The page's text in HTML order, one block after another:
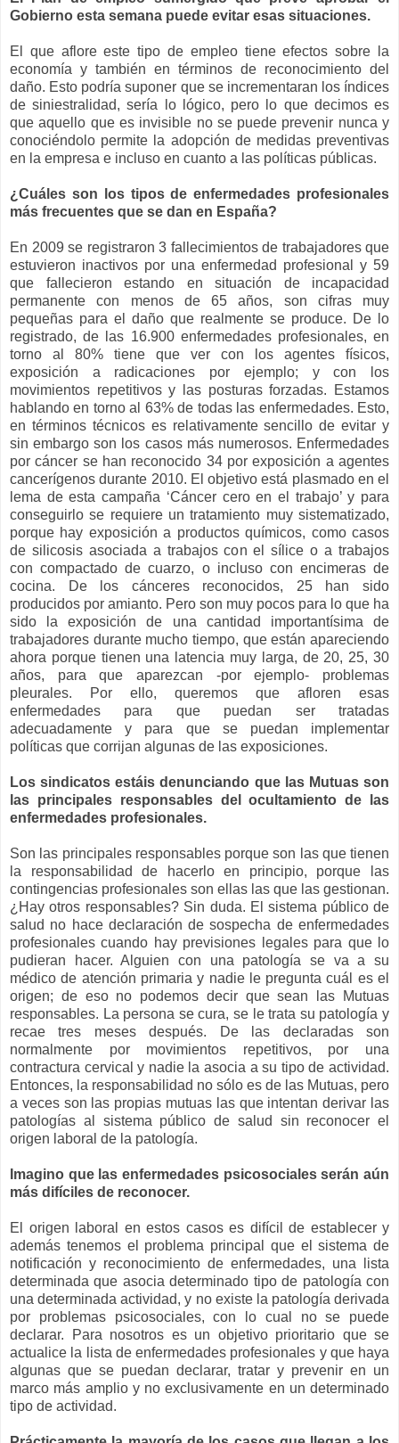
Gobierno esta semana puede evitar esas situaciones.
El que aflore este tipo de empleo tiene efectos sobre la
economía y también en términos de reconocimiento del
daño. Esto podría suponer que se incrementaran los índices
de siniestralidad, sería lo lógico, pero lo que decimos es
que aquello que es invisible no se puede prevenir nunca y
conociéndolo permite la adopción de medidas preventivas
en la empresa e incluso en cuanto a las políticas públicas.
¿Cuáles son los tipos de enfermedades profesionales
más frecuentes que se dan en España?
En 2009 se registraron 3 fallecimientos de trabajadores que
estuvieron inactivos por una enfermedad profesional y 59
que fallecieron estando en situación de incapacidad
permanente con menos de 65 años, son cifras muy
pequeñas para el daño que realmente se produce. De lo
registrado, de las 16.900 enfermedades profesionales, en
torno al 80% tiene que ver con los agentes físicos,
exposición a radicaciones por ejemplo; y con los
movimientos repetitivos y las posturas forzadas. Estamos
hablando en torno al 63% de todas las enfermedades. Esto,
en términos técnicos es relativamente sencillo de evitar y
sin embargo son los casos más numerosos. Enfermedades
por cáncer se han reconocido 34 por exposición a agentes
cancerígenos durante 2010. El objetivo está plasmado en el
lema de esta campaña ‘Cáncer cero en el trabajo’ y para
conseguirlo se requiere un tratamiento muy sistematizado,
porque hay exposición a productos químicos, como casos
de silicosis asociada a trabajos con el sílice o a trabajos
con compactado de cuarzo, o incluso con encimeras de
cocina. De los cánceres reconocidos, 25 han sido
producidos por amianto. Pero son muy pocos para lo que ha
sido la exposición de una cantidad importantísima de
trabajadores durante mucho tiempo, que están apareciendo
ahora porque tienen una latencia muy larga, de 20, 25, 30
años, para que aparezcan -por ejemplo- problemas
pleurales. Por ello, queremos que afloren esas
enfermedades para que puedan ser tratadas
adecuadamente y para que se puedan implementar
políticas que corrijan algunas de las exposiciones.
Los sindicatos estáis denunciando que las Mutuas son
las principales responsables del ocultamiento de las
enfermedades profesionales.
Son las principales responsables porque son las que tienen
la responsabilidad de hacerlo en principio, porque las
contingencias profesionales son ellas las que las gestionan.
¿Hay otros responsables? Sin duda. El sistema público de
salud no hace declaración de sospecha de enfermedades
profesionales cuando hay previsiones legales para que lo
pudieran hacer. Alguien con una patología se va a su
médico de atención primaria y nadie le pregunta cuál es el
origen; de eso no podemos decir que sean las Mutuas
responsables. La persona se cura, se le trata su patología y
recae tres meses después. De las declaradas son
normalmente por movimientos repetitivos, por una
contractura cervical y nadie la asocia a su tipo de actividad.
Entonces, la responsabilidad no sólo es de las Mutuas, pero
a veces son las propias mutuas las que intentan derivar las
patologías al sistema público de salud sin reconocer el
origen laboral de la patología.
Imagino que las enfermedades psicosociales serán aún
más difíciles de reconocer.
El origen laboral en estos casos es difícil de establecer y
además tenemos el problema principal que el sistema de
notificación y reconocimiento de enfermedades, una lista
determinada que asocia determinado tipo de patología con
una determinada actividad, y no existe la patología derivada
por problemas psicosociales, con lo cual no se puede
declarar. Para nosotros es un objetivo prioritario que se
actualice la lista de enfermedades profesionales y que haya
algunas que se puedan declarar, tratar y prevenir en un
marco más amplio y no exclusivamente en un determinado
tipo de actividad.